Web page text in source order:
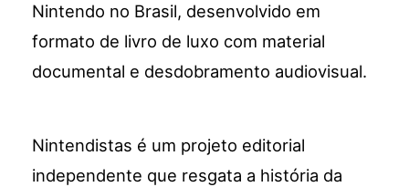
Nintendo no Brasil, desenvolvido em
formato de livro de luxo com material
documental e desdobramento audiovisual.
Nintendistas é um projeto editorial
independente que resgata a história da